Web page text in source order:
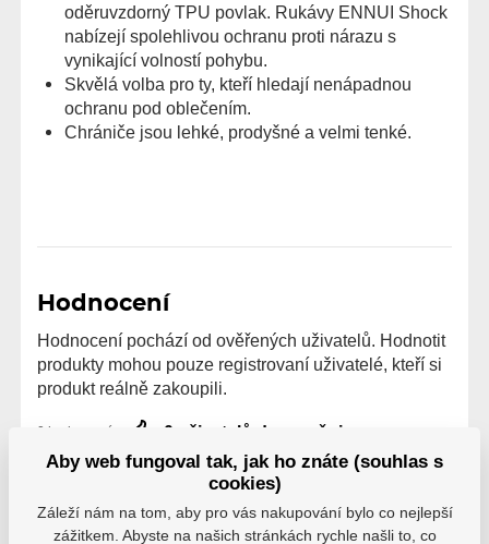
oděruvzdorný TPU povlak. Rukávy ENNUI Shock
nabízejí spolehlivou ochranu proti nárazu s
vynikající volností pohybu.
Skvělá volba pro ty, kteří hledají nenápadnou
ochranu pod oblečením.
Chrániče jsou lehké, prodyšné a velmi tenké.
Hodnocení
Hodnocení pochází od ověřených uživatelů. Hodnotit
produkty mohou pouze registrovaní uživatelé, kteří si
produkt reálně zakoupili.
0 hodnocení 0 uživatelů doporučuje
5
0
3
0
Aby web fungoval tak, jak ho znáte (souhlas s
cookies)
Záleží nám na tom, aby pro vás nakupování bylo co nejlepší
zážitkem. Abyste na našich stránkách rychle našli to, co